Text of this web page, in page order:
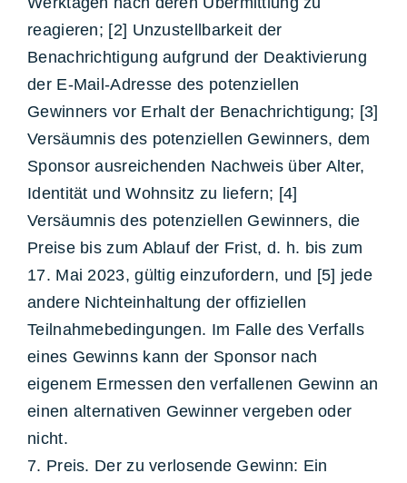
reagieren; [2] Unzustellbarkeit der
Benachrichtigung aufgrund der Deaktivierung
der E-Mail-Adresse des potenziellen
Gewinners vor Erhalt der Benachrichtigung; [3]
Versäumnis des potenziellen Gewinners, dem
Sponsor ausreichenden Nachweis über Alter,
Identität und Wohnsitz zu liefern; [4]
Versäumnis des potenziellen Gewinners, die
Preise bis zum Ablauf der Frist, d. h. bis zum
17. Mai 2023, gültig einzufordern, und [5] jede
andere Nichteinhaltung der offiziellen
Teilnahmebedingungen. Im Falle des Verfalls
eines Gewinns kann der Sponsor nach
eigenem Ermessen den verfallenen Gewinn an
einen alternativen Gewinner vergeben oder
nicht.
7. Preis. Der zu verlosende Gewinn: Ein